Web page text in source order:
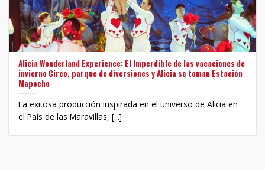
Alicia Wonderland Experience: El Imperdible de las vacaciones de
invierno Circo, parque de diversiones y Alicia se toman Estación
Mapocho
La exitosa producción inspirada en el universo de Alicia en
el País de las Maravillas, [...]